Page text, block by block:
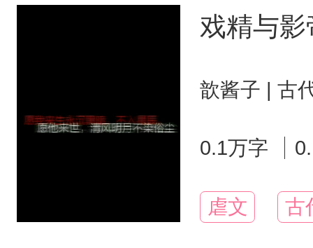
戏精与
歆酱子 | 古
0.1万字
虐文 古